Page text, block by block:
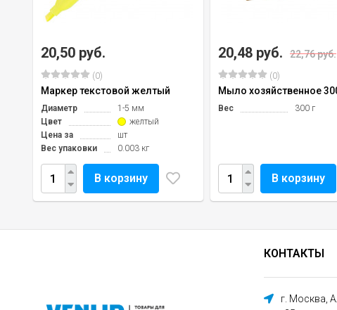
20,50 руб.
(0)
Маркер текстовой желтый
Диаметр
1-5 мм
Цвет
желтый
Цена за
шт
Вес упаковки
0.003 кг
В корзину
20,48 руб. 22,76 руб.
(0)
Мыло хозяйственное
Вес 300 г
В корзину
КОНТАКТЫ
г. Москва,